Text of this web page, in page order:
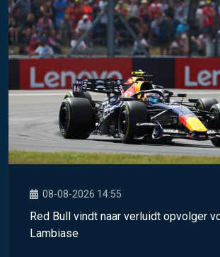
08-08-2026 14:55
Red Bull vindt naar verluidt opvolger
Lambiase